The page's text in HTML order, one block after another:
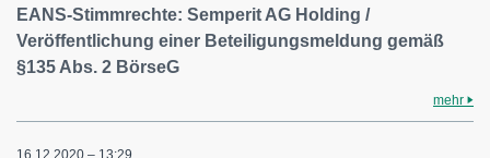
EANS-Stimmrechte: Semperit AG Holding /
Veröffentlichung einer Beteiligungsmeldung gemäß
§135 Abs. 2 BörseG
mehr
16.12.2020 – 13:29